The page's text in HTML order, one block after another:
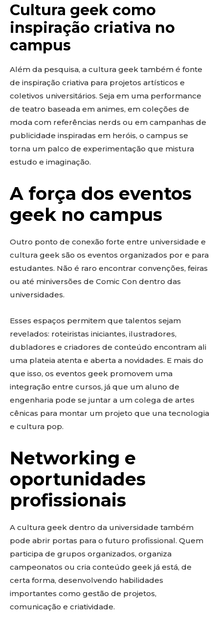
Cultura geek como
inspiração criativa no
campus
Além da pesquisa, a cultura geek também é fonte
de inspiração criativa para projetos artísticos e
coletivos universitários. Seja em uma performance
de teatro baseada em animes, em coleções de
moda com referências nerds ou em campanhas de
publicidade inspiradas em heróis, o campus se
torna um palco de experimentação que mistura
estudo e imaginação.
A força dos eventos
geek no campus
Outro ponto de conexão forte entre universidade e
cultura geek são os eventos organizados por e para
estudantes. Não é raro encontrar convenções, feiras
ou até miniversões de Comic Con dentro das
universidades.
Esses espaços permitem que talentos sejam
revelados: roteiristas iniciantes, ilustradores,
dubladores e criadores de conteúdo encontram ali
uma plateia atenta e aberta a novidades. E mais do
que isso, os eventos geek promovem uma
integração entre cursos, já que um aluno de
engenharia pode se juntar a um colega de artes
cênicas para montar um projeto que una tecnologia
e cultura pop.
Networking e
oportunidades
profissionais
A cultura geek dentro da universidade também
pode abrir portas para o futuro profissional. Quem
participa de grupos organizados, organiza
campeonatos ou cria conteúdo geek já está, de
certa forma, desenvolvendo habilidades
importantes como gestão de projetos,
comunicação e criatividade.